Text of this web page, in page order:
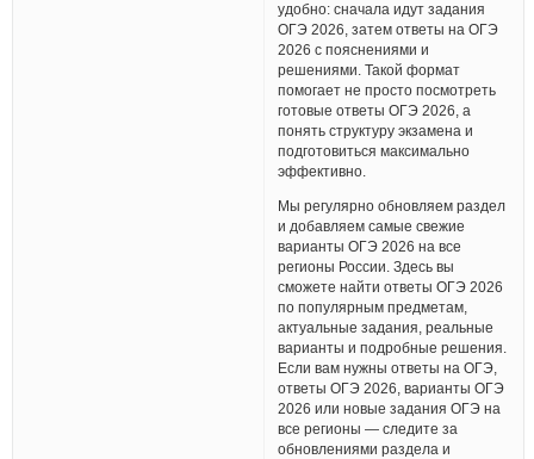
удобно: сначала идут задания
ОГЭ 2026, затем ответы на ОГЭ
2026 с пояснениями и
решениями. Такой формат
помогает не просто посмотреть
готовые ответы ОГЭ 2026, а
понять структуру экзамена и
подготовиться максимально
эффективно.
Мы регулярно обновляем раздел
и добавляем самые свежие
варианты ОГЭ 2026 на все
регионы России. Здесь вы
сможете найти ответы ОГЭ 2026
по популярным предметам,
актуальные задания, реальные
варианты и подробные решения.
Если вам нужны ответы на ОГЭ,
ответы ОГЭ 2026, варианты ОГЭ
2026 или новые задания ОГЭ на
все регионы — следите за
обновлениями раздела и